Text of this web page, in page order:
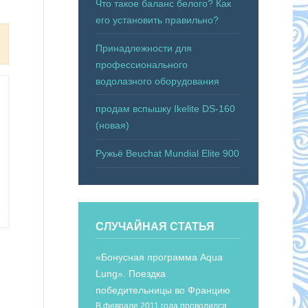
Что такое баланс белого? Как
его установить правильно?
Принадлежности для
профессионального
водолазного оборудования
продам вспышку Ikelite DS-160
(новая)
Ружьё Beuchat Mundial Elite 900
СЛУЧАЙНАЯ СТАТЬЯ
«Бонусная программа Aqua
Lung». Поездка
победительницы во Францию
В феврале 2011 года проводился